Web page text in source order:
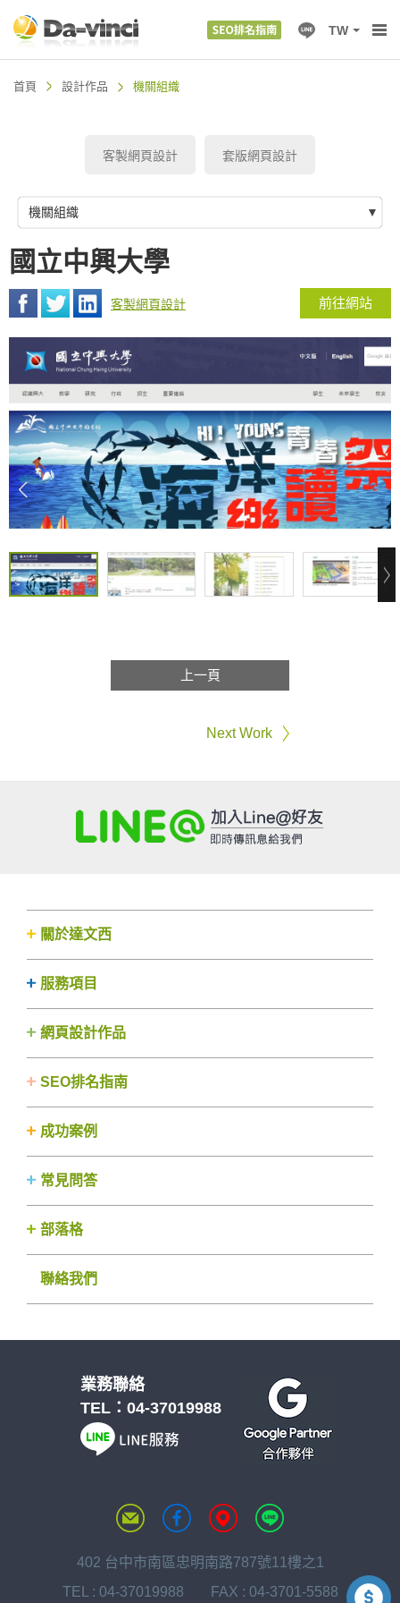
TW
首頁 設計作品 機關組織
客製網頁設計 套版網頁設計
機關組織
國立中興大學
客製網頁設計 前往網站
上一頁
Next Work
關於達文西
服務項目
網頁設計作品
SEO排名指南
成功案例
常見問答
部落格
聯絡我們
業務聯絡
TEL： 04-37019988
402 台中市南區忠明南路787號11樓之1
TEL : 04-37019988 FAX : 04-3701-5588